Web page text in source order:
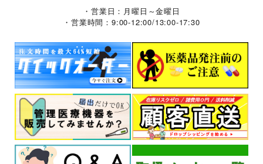
・営業日：月曜日～金曜日
・営業時間：9:00-12:00/13:00-17:30